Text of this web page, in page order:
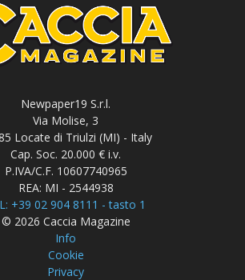
Newpaper19 S.r.l.
Via Molise, 3
Locate di Triulzi (MI) - Italy
Cap. Soc. 20.000 € i.v.
P.IVA/C.F. 10607740965
REA: MI - 2544938
+39 02 904 8111 - tasto 1
© 2026 Caccia Magazine
Info
Cookie
Privacy